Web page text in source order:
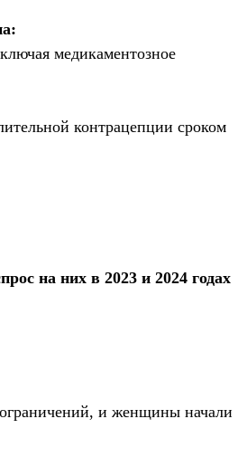
медикаментозное
контрацепции сроком
на них в 2023 и 2024 годах
и женщины начали